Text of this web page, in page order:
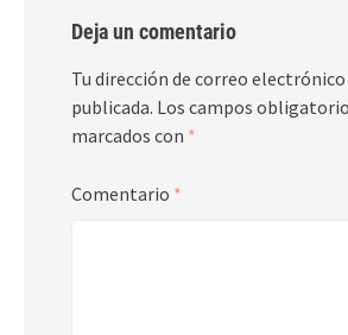
Deja un comentario
Tu dirección de correo electrónico
publicada. Los campos
marcados con *
Comentario *